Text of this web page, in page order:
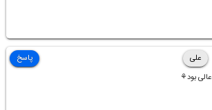
علی
عالی بود⚘
پاسخ